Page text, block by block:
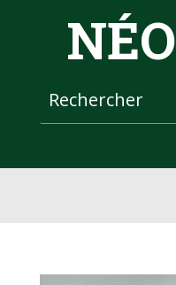
NÉO